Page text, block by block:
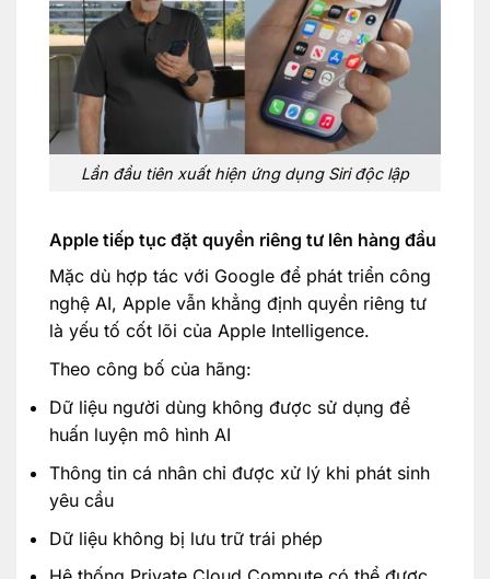
Lần đầu tiên xuất hiện ứng dụng Siri độc lập
Apple tiếp tục đặt quyền riêng tư lên hàng đầu
Mặc dù hợp tác với Google để phát triển công
nghệ AI, Apple vẫn khẳng định quyền riêng tư
là yếu tố cốt lõi của Apple Intelligence.
Theo công bố của hãng:
Dữ liệu người dùng không được sử dụng để
huấn luyện mô hình AI
Thông tin cá nhân chỉ được xử lý khi phát sinh
yêu cầu
Dữ liệu không bị lưu trữ trái phép